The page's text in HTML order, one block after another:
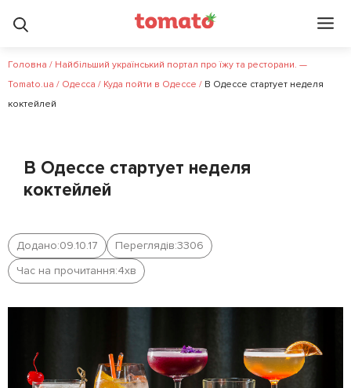
Головна / Найбільший український портал про їжу та ресторани. —
Tomato.ua / Одесса / Куда пойти в Одессе / В Одессе стартует неделя
коктейлей
В Одессе стартует неделя
коктейлей
Додано:09.10.17 Переглядів:3306
Час на прочитання:4хв